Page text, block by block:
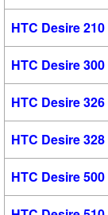
HTC Desire 210
HTC Desire 300
HTC Desire 326
HTC Desire 328
HTC Desire 500